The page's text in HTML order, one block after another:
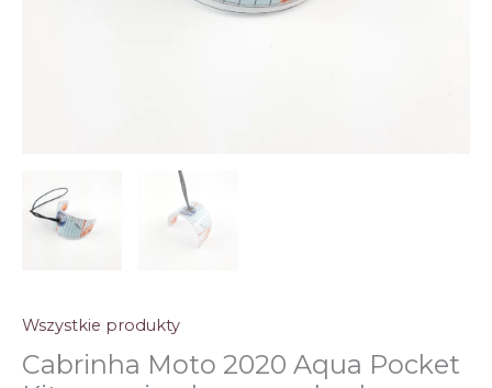
Wszystkie produkty
Cabrinha Moto 2020 Aqua Pocket